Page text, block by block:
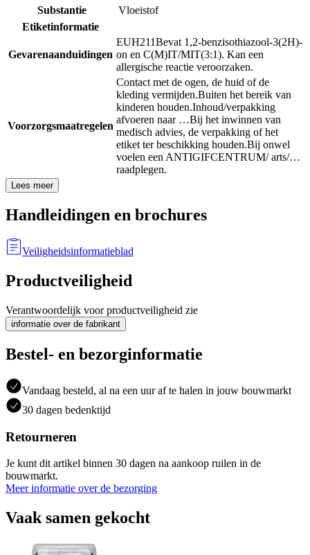
Substantie
Vloeistof
Etiketinformatie
Gevarenaanduidingen
EUH211Bevat 1,2-benzisothiazool-3(2H)-
on en C(M)IT/MIT(3:1). Kan een
allergische reactie veroorzaken.
Voorzorgsmaatregelen
Contact met de ogen, de huid of de
kleding vermijden.Buiten het bereik van
kinderen houden.Inhoud/verpakking
afvoeren naar …Bij het inwinnen van
medisch advies, de verpakking of het
etiket ter beschikking houden.Bij onwel
voelen een ANTIGIFCENTRUM/ arts/…
raadplegen.
Lees meer
Handleidingen en brochures
Veiligheidsinformatieblad
Productveiligheid
Verantwoordelijk voor productveiligheid zie
informatie over de fabrikant
Bestel- en bezorginformatie
Vandaag besteld, al na een uur af te halen in jouw bouwmarkt
30 dagen bedenktijd
Retourneren
Je kunt dit artikel binnen 30 dagen na aankoop ruilen in de
bouwmarkt.
Meer informatie over de bezorging
Vaak samen gekocht